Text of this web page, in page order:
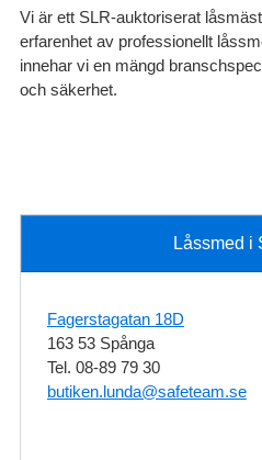
Vi är ett SLR-auktoriserat
erfarenhet av professionellt
innehar vi en mängd
och säkerhet.
Låssmed i
Fagerstagatan 18D
163 53 Spånga
Tel. 08-89 79 30
butiken.lunda@safeteam.se